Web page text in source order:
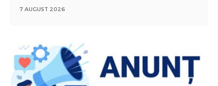
7 AUGUST 2026